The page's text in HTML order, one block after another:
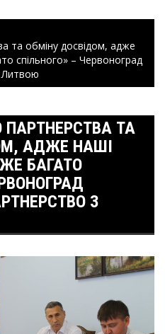
та обміну досвідом, адже
спільного» – Червоноград
Литвою
ПАРТНЕРСТВА ТА
АДЖЕ НАШІ
БАГАТО
З